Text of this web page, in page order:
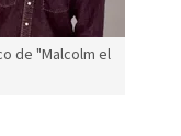
de "Malcolm el